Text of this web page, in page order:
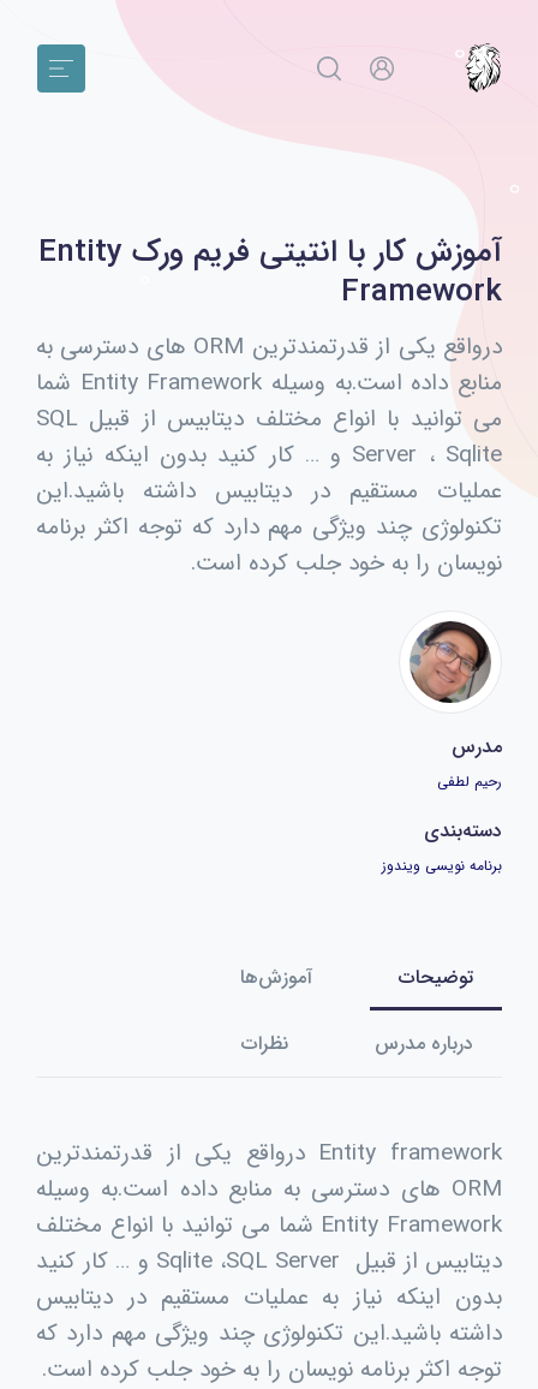
آموزش کار با انتیتی فریم ورک Entity
Framework
درواقع یکی از قدرتمندترین ORM های دسترسی به
منابع داده است.به وسیله Entity Framework شما
می توانید با انواع مختلف دیتابیس از قبیل SQL
Server ، Sqlite و … کار کنید بدون اینکه نیاز به
عملیات مستقیم در دیتابیس داشته باشید.این
تکنولوژی چند ویژگی مهم دارد که توجه اکثر برنامه
نویسان را به خود جلب کرده است.
مدرس
رحیم لطفی
دسته‌بندی
برنامه نویسی ویندوز
توضیحات آموزش‌ها
درباره مدرس نظرات
Entity frameworkدرواقع یکی از قدرتمندترین
ORM های دسترسی به منابع داده است.به وسیله
Entity Framework شما می توانید با انواع مختلف
دیتابیس از قبیل SQL Server،Sqlite و … کار کنید
بدون اینکه نیاز به عملیات مستقیم در دیتابیس
داشته باشید.این تکنولوژی چند ویژگی مهم دارد که
توجه اکثر برنامه نویسان را به خود جلب کرده است.